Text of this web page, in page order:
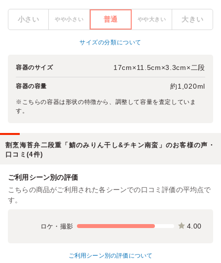
小さい やや小さい 普通 やや大きい 大きい
サイズの分類について
容器のサイズ 17cm×11.5cm×3.3cm×二段
容器の容量 約1,020ml
※こちらの容器は形状の特徴から、調整して容量を査定していま
す。
割烹海苔弁二段重「鯖のみりん干し&チキン南蛮」のお客様の声・
口コミ(4件)
ご利用シーン別の評価
こちらの商品がご利用された各シーンでの口コミ評価の平均点で
す。
ロケ・撮影 4.00
ご利用シーン別の評価について